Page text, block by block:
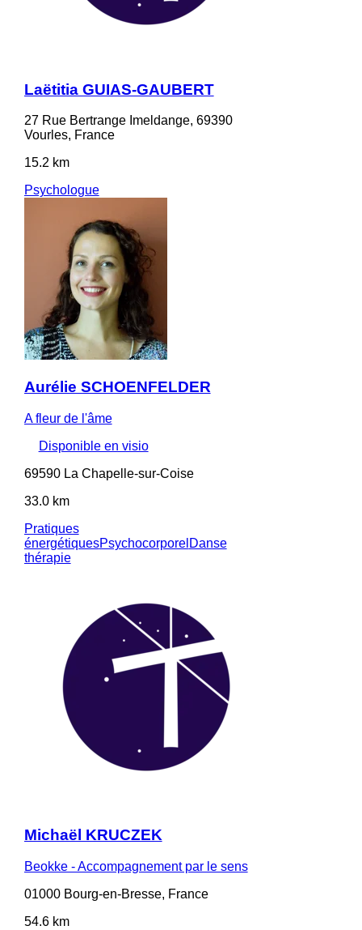
Laëtitia GUIAS-GAUBERT
27 Rue Bertrange Imeldange, 69390
Vourles, France
15.2 km
Psychologue
Aurélie SCHOENFELDER
A fleur de l'âme
Disponible en visio
69590 La Chapelle-sur-Coise
33.0 km
Pratiques
énergétiquesPsychocorporel Danse
thérapie
Michaël KRUCZEK
Beokke - Accompagnement par le sens
01000 Bourg-en-Bresse, France
54.6 km